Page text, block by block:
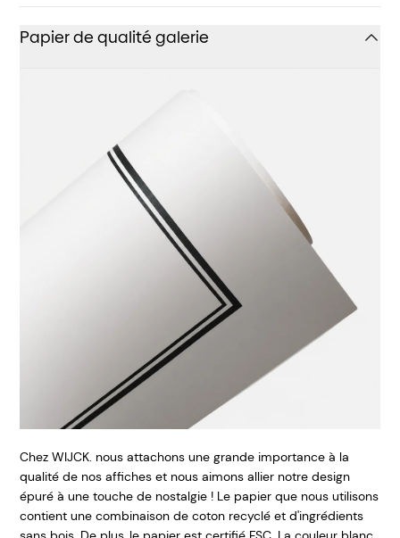
Papier de qualité galerie
Chez WIJCK. nous attachons une grande importance à la
qualité de nos affiches et nous aimons allier notre design
épuré à une touche de nostalgie ! Le papier que nous utilisons
contient une combinaison de coton recyclé et d'ingrédients